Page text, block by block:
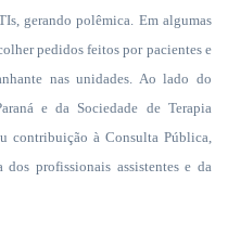
gerando polêmica. Em algumas
pedidos feitos por pacientes e
nas unidades. Ao lado do
e da Sociedade de Terapia
contribuição à Consulta Pública,
profissionais assistentes e da